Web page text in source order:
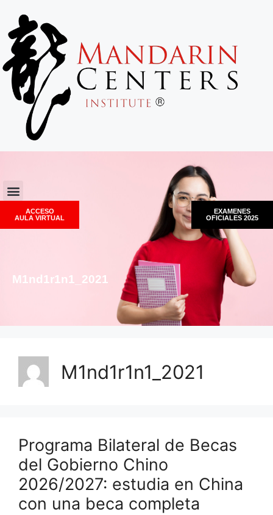
ACCESO
AULA VIRTUAL
EXAMENES
OFICIALES 2025
M1nd1r1n1_2021
M1nd1r1n1_2021
Programa Bilateral de Becas
del Gobierno Chino
2026/2027: estudia en China
con una beca completa